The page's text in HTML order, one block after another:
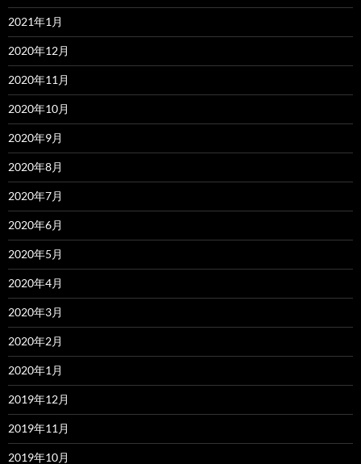
2021年1月
2020年12月
2020年11月
2020年10月
2020年9月
2020年8月
2020年7月
2020年6月
2020年5月
2020年4月
2020年3月
2020年2月
2020年1月
2019年12月
2019年11月
2019年10月